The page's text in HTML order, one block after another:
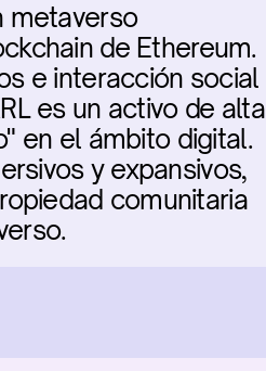
metaverso
de Ethereum.
e interacción social
es un activo de alta
en el ámbito digital.
y expansivos,
comunitaria